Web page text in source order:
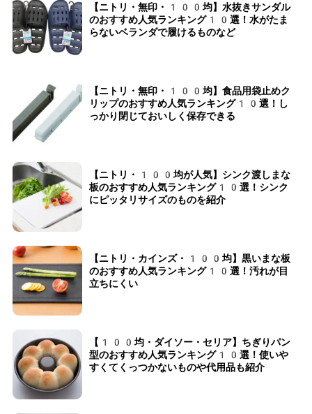
【ニトリ・無印・100均】水抜きサンダル
のおすすめ人気ランキング10選！水がたま
らないベランダで履けるものなど
【ニトリ・無印・100均】食品用袋止めク
リップのおすすめ人気ランキング10選！し
っかり閉じておいしく保存できる
【ニトリ・100均が人気】シンク渡しまな
板のおすすめ人気ランキング10選！シンク
にピッタリサイズのものを紹介
【ニトリ・カインズ・100均】黒いまな板
のおすすめ人気ランキング10選！汚れが目
立ちにくい
【100均・ダイソー・セリア】ちぎりパン
型のおすすめ人気ランキング10選！使いや
すくてくっつかないものや代用品も紹介